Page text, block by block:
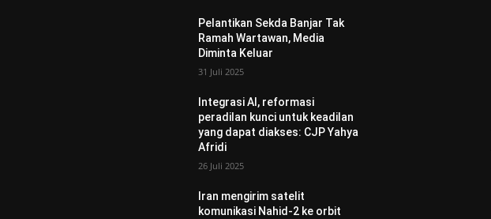
Pelantikan Sekda Banjar Tak
Ramah Wartawan, Media
Diminta Keluar
31 Juli 2025
Integrasi AI, reformasi
peradilan kunci untuk keadilan
yang dapat diakses: CJP Yahya
Afridi
26 Juli 2025
Iran mengirim satelit
komunikasi Nahid-2 ke orbit